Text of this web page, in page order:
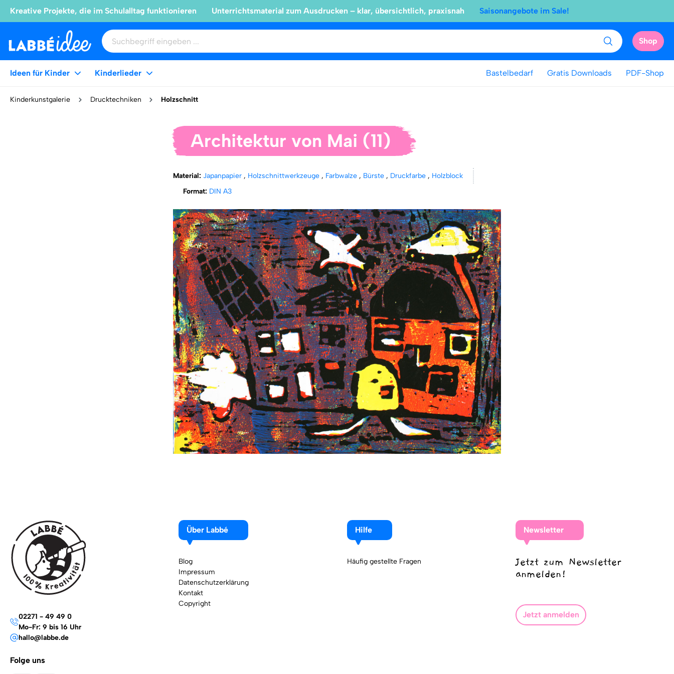
Kreative Projekte, die im Schulalltag funktionieren Unterrichtsmaterial zum Ausdrucken – klar, übersichtlich, praxisnah Saisonangebote im Sale!
Shop
Ideen für Kinder Kinderlieder Bastelbedarf Gratis Downloads PDF-Shop
Kinderkunstgalerie Drucktechniken Holzschnitt
Architektur von Mai (11)
Material: Japanpapier , Holzschnittwerkzeuge , Farbwalze , Bürste , Druckfarbe , Holzblock
Format: DIN A3
02271 - 49 49 0
Mo-Fr: 9 bis 16 Uhr
hallo@labbe.de
Folge uns
Über Labbé
Blog
Impressum
Datenschutzerklärung
Kontakt
Copyright
Hilfe
Häufig gestellte Fragen
Newsletter
Jetzt zum Newsletter
anmelden!
Jetzt anmelden